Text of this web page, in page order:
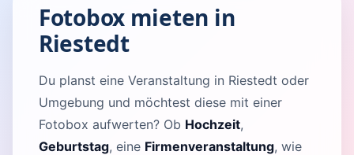
Fotobox mieten in
Riestedt
Du planst eine Veranstaltung in Riestedt oder
Umgebung und möchtest diese mit einer
Fotobox aufwerten? Ob Hochzeit,
Geburtstag, eine Firmenveranstaltung, wie